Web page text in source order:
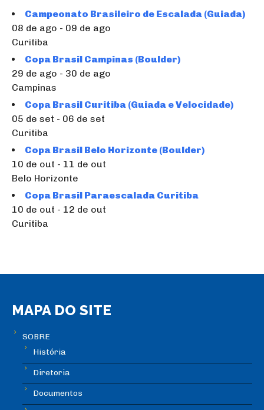
Campeonato Brasileiro de Escalada (Guiada)
08 de ago - 09 de ago
Curitiba
Copa Brasil Campinas (Boulder)
29 de ago - 30 de ago
Campinas
Copa Brasil Curitiba (Guiada e Velocidade)
05 de set - 06 de set
Curitiba
Copa Brasil Belo Horizonte (Boulder)
10 de out - 11 de out
Belo Horizonte
Copa Brasil Paraescalada Curitiba
10 de out - 12 de out
Curitiba
MAPA DO SITE
SOBRE
História
Diretoria
Documentos